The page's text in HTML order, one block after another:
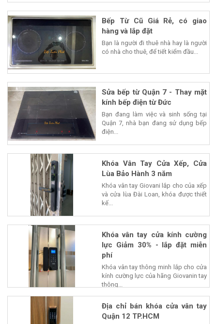
Bếp Từ Cũ Giá Rẻ, có giao
hàng và lắp đặt
Bạn là người đi thuê nhà hay là người
có nhà cho thuê, để tiết kiểm đầu...
Sửa bếp từ Quận 7 - Thay mặt
kính bếp điện từ Đức
Bạn đang làm việc và sinh sống tại
Quận 7, nhà bạn đang sử dụng bếp
điện...
Khóa Vân Tay Cửa Xếp, Cửa
Lùa Bảo Hành 3 năm
Khóa vân tay Giovani lắp cho của xếp
và cửa lùa Đài Loan, khóa được thiết
kế...
Khóa vân tay cửa kính cường
lực Giảm 30% - lắp đặt miễn
phí
Khóa vân tay thông minh lắp cho cửa
kính cường lực của hãng Giovanin tay
thông...
Địa chỉ bán khóa cửa vân tay
Quận 12 TP.HCM